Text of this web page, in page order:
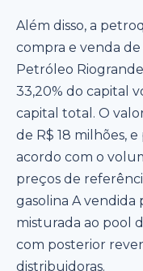
Além disso, a
compra e venda de
Petróleo
33,20% do capital
capital total. O
de R$ 18 milhões,
acordo com o
preços de
gasolina A vendida
misturada ao pool
com posterior
distribuidoras.